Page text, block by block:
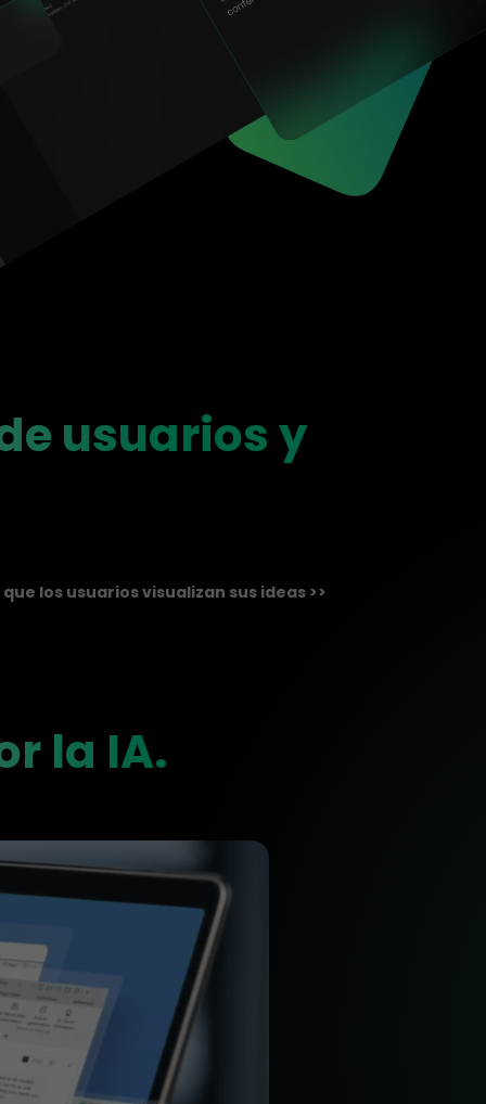
IA de EdrawMind
Creador de IA para
mapa mental.
usuarios y
los usuarios visualizan sus ideas >>
la IA.